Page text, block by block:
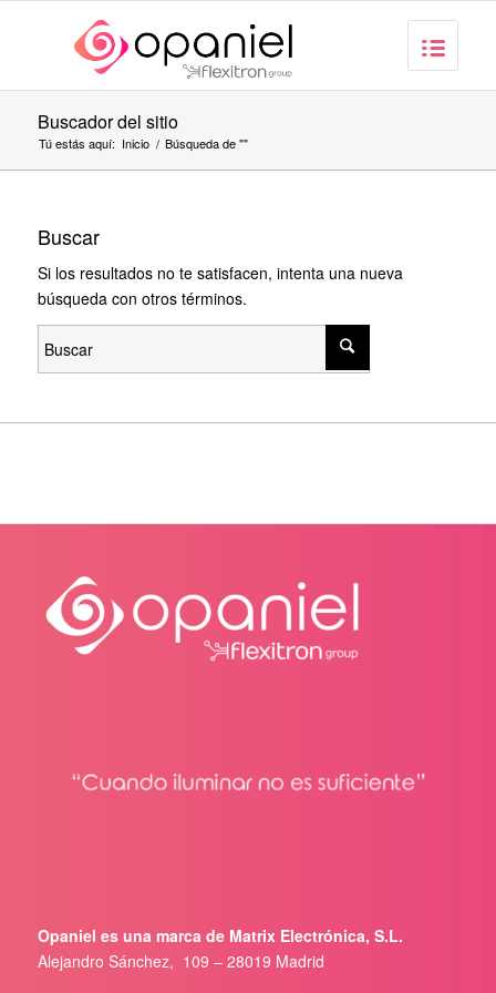
Buscador del sitio
Tú estás aquí: Inicio / Búsqueda de ""
Buscar
Si los resultados no te satisfacen, intenta una nueva
búsqueda con otros términos.
Opaniel es una marca de Matrix Electrónica, S.L.
Alejandro Sánchez, 109 – 28019 Madrid